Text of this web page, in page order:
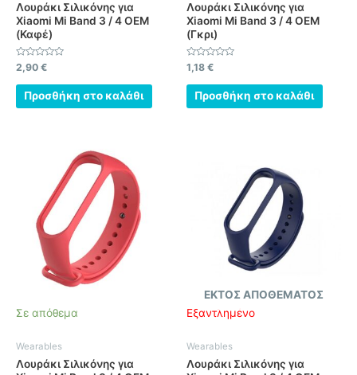
Λουράκι Σιλικόνης για
Xiaomi Mi Band 3 / 4 OEM
(Καφέ)
Βαθμολογήθηκε
με
0
από
2,90 €
Προσθήκη στο καλάθι
Λουράκι Σιλικόνης για
Xiaomi Mi Band 3 / 4 OEM
(Γκρι)
Βαθμολογήθηκε
με
0
από
1,18 €
Προσθήκη στο καλάθι
Σε απόθεμα
Wearables
Λουράκι Σιλικόνης για
ΕΚΤΌΣ ΑΠΟΘΈΜΑΤΟΣ
Εξαντλημένο
Wearables
Λουράκι Σιλικόνης για